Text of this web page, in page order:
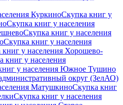
КуркиноСкупка книг у
Скупка книг у населения
Скупка книг у населения
Скупка книг у населения
книг у населения Хорошево-
книг у населения
у населения Южное Тушино
округ (ЗелАО)
МатушкиноСкупка книг
Скупка книг у населения